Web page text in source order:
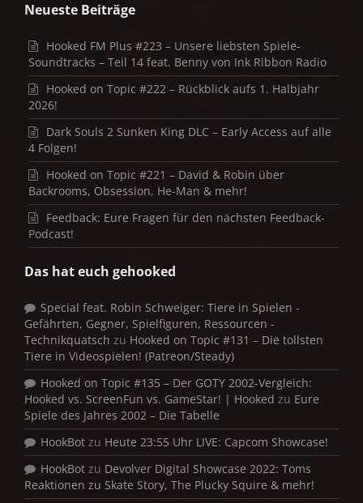
Neueste Beiträge
Hooked FM Plus #223 – Unsere liebsten Spiele-
Soundtracks – Teil 14 feat. Benny von Ink Ribbon Radio
Hooked on Topic #222 – Rückblick aufs 1. Halbjahr
2026!
Dark Souls 2 Sunken King DLC – Early Access auf alle
4 Folgen!
Hooked on Topic #221 – David & Robin über
Backrooms, Obsession, He-Man & mehr!
Feedback: Eure Fragen für den nächsten Feedback-
Podcast!
Das hat euch gehooked
Special feat. Robin Schweiger: Tiere in Spielen -
Gefährten, Gegner, Spielfiguren, Ressourcen -
Technikquatsch zu Hooked on Topic #131 – Die tollsten
Tiere in Videospielen! (Patreon/Steady)
Hooked on Topic #135 – Der GOTY 2002-Vergleich:
Hooked vs. ScreenFun vs. GameStar! | Hooked zu Eure
Spiele des Jahres 2002 – Die Tabelle
HookBot zu Heute 23:55 Uhr LIVE: Capcom Showcase!
HookBot zu Devolver Digital Showcase 2022: Toms
Reaktionen zu Skate Story, The Plucky Squire & mehr!